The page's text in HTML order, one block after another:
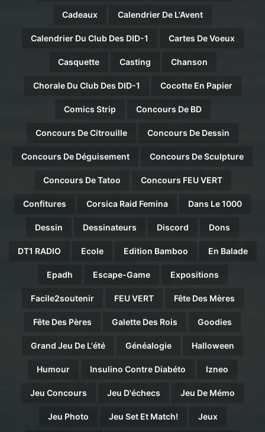
Cadeaux Calendrier De L'Avent
Calendrier Du Club Des DID-1 Cartes De Voeux
Casquette Casting Chanson
Chorale Du Club Des DID-1 Cocotte En Papier
Comics Strip Concours De BD
Concours De Citrouille Concours De Dessin
Concours De Déguisement Concours De Sculpture
Concours De Tatoo Concours FEU VERT
Confitures Corsica Raid Femina Dans Le 1000
Dessin Dessinateurs Discord Dons
DT1 RADIO Ecole Edition Bamboo En Balade
Epadh Escape-Game Expositions
Facile2soutenir FEU VERT Fête Des Mères
Fête Des Pères Galette Des Rois Goodies
Grand Jeu De L'été Généalogie Halloween
Humour Insulino Contre Diabéto Izneo
Jeu Concours Jeu D'échecs Jeu De Mémo
Jeu Photo Jeu Set Et Match! Jeux